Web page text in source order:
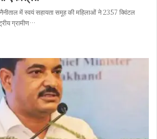
नैनीताल में स्वयं सहायता समूह की महिलाओं ने 2357 क्विंटल
ग्रामीण…